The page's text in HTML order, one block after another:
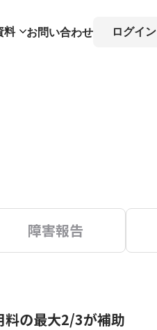
料 お問い合わせ ログイン
障害報告
料の最大2/3が補助